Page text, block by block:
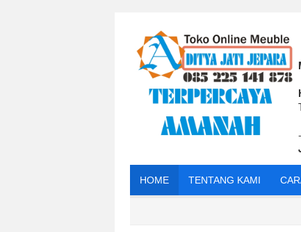
-
HOME TENTANG KAMI